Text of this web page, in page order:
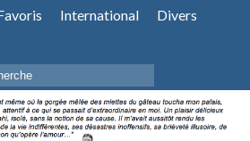
International
Divers